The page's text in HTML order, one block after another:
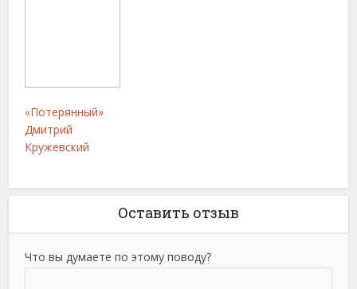
«Потерянный»
Дмитрий
Кружевский
Оставить отзыв
Что вы думаете по этому поводу?